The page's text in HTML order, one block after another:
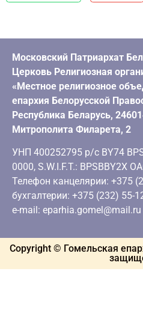
Московский Патриархат
Церковь Религиозная
«Местное религиозное
епархия Белорусской
Республика Беларусь,
Митрополита Филарета, 2
УНП 400252795 р/с BY74
0000, S.W.I.F.T.: BPSBBY2X
Телефон канцелярии: +375
бухгалтерии: +375 (232) 55-
e-mail: eparhia.gomel@mail.ru
Copyright © Гомельская